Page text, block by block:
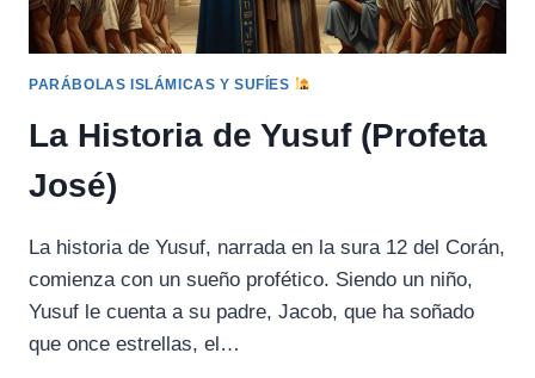
PARÁBOLAS ISLÁMICAS Y SUFÍES
La Historia de Yusuf (Profeta
José)
La historia de Yusuf, narrada en la sura 12 del Corán,
comienza con un sueño profético. Siendo un niño,
Yusuf le cuenta a su padre, Jacob, que ha soñado
que once estrellas, el…